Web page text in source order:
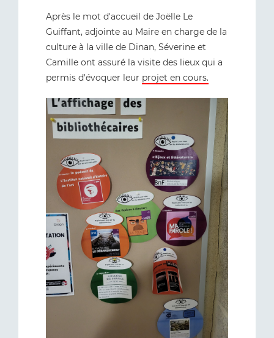
Après le mot d'accueil de Joëlle Le
Guiffant, adjointe au Maire en charge de la
culture à la ville de Dinan, Séverine et
Camille ont assuré la visite des lieux qui a
permis d'évoquer leur projet en cours.